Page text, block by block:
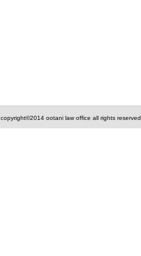
copyright©2014 ootani law office all rights reserved.